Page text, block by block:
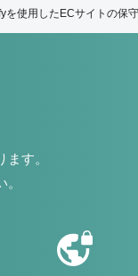
を使用したECサイトの保
す。